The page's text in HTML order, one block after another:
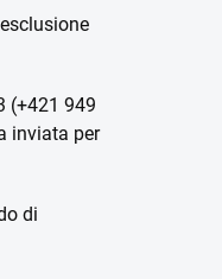
(+421 949
inviata per
di